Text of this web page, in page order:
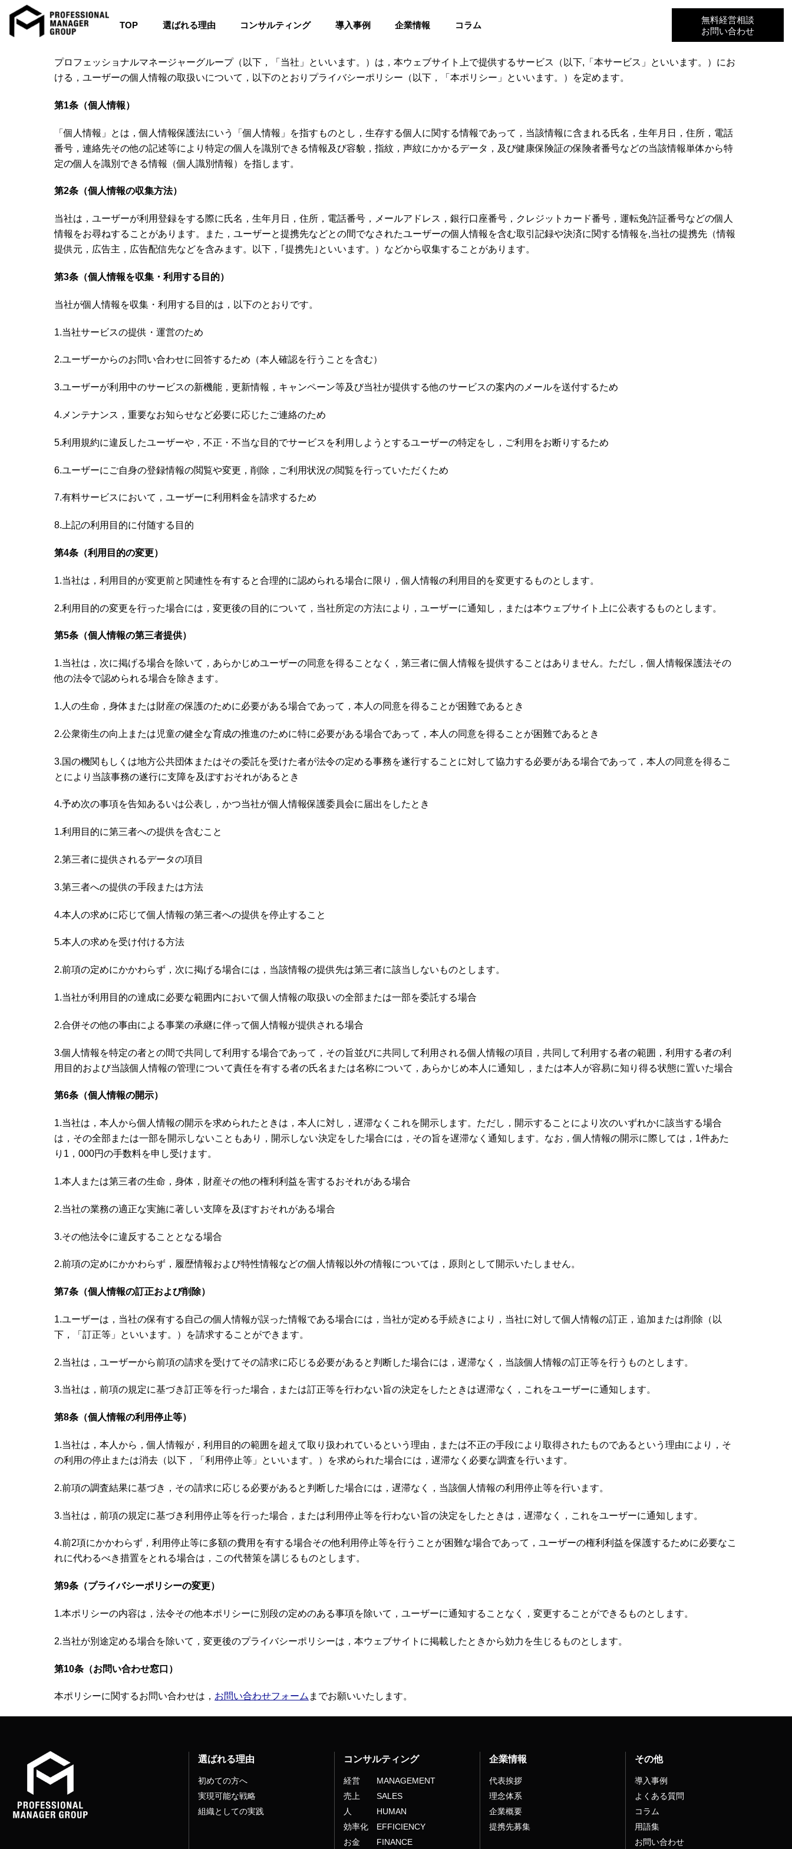
TOP 選ばれる理由 コンサルティング 導入事例 企業情報 コラム
無料経営相談
お問い合わせ
Skip
プロフェッショナルマネージャーグループ（以下，「当社」といいます。）は，本ウェブサイト上で提供するサービス（以下,「本サービス」といいます。）にお
ける，ユーザーの個人情報の取扱いについて，以下のとおりプライバシーポリシー（以下，「本ポリシー」といいます。）を定めます。
第1条（個人情報）
「個人情報」とは，個人情報保護法にいう「個人情報」を指すものとし，生存する個人に関する情報であって，当該情報に含まれる氏名，生年月日，住所，電話
番号，連絡先その他の記述等により特定の個人を識別できる情報及び容貌，指紋，声紋にかかるデータ，及び健康保険証の保険者番号などの当該情報単体から特
定の個人を識別できる情報（個人識別情報）を指します。
第2条（個人情報の収集方法）
当社は，ユーザーが利用登録をする際に氏名，生年月日，住所，電話番号，メールアドレス，銀行口座番号，クレジットカード番号，運転免許証番号などの個人
情報をお尋ねすることがあります。また，ユーザーと提携先などとの間でなされたユーザーの個人情報を含む取引記録や決済に関する情報を,当社の提携先（情報
提供元，広告主，広告配信先などを含みます。以下，｢提携先｣といいます。）などから収集することがあります。
第3条（個人情報を収集・利用する目的）
当社が個人情報を収集・利用する目的は，以下のとおりです。
1.当社サービスの提供・運営のため
2.ユーザーからのお問い合わせに回答するため（本人確認を行うことを含む）
3.ユーザーが利用中のサービスの新機能，更新情報，キャンペーン等及び当社が提供する他のサービスの案内のメールを送付するため
4.メンテナンス，重要なお知らせなど必要に応じたご連絡のため
5.利用規約に違反したユーザーや，不正・不当な目的でサービスを利用しようとするユーザーの特定をし，ご利用をお断りするため
6.ユーザーにご自身の登録情報の閲覧や変更，削除，ご利用状況の閲覧を行っていただくため
7.有料サービスにおいて，ユーザーに利用料金を請求するため
8.上記の利用目的に付随する目的
第4条（利用目的の変更）
1.当社は，利用目的が変更前と関連性を有すると合理的に認められる場合に限り，個人情報の利用目的を変更するものとします。
2.利用目的の変更を行った場合には，変更後の目的について，当社所定の方法により，ユーザーに通知し，または本ウェブサイト上に公表するものとします。
第5条（個人情報の第三者提供）
1.当社は，次に掲げる場合を除いて，あらかじめユーザーの同意を得ることなく，第三者に個人情報を提供することはありません。ただし，個人情報保護法その
他の法令で認められる場合を除きます。
1.人の生命，身体または財産の保護のために必要がある場合であって，本人の同意を得ることが困難であるとき
2.公衆衛生の向上または児童の健全な育成の推進のために特に必要がある場合であって，本人の同意を得ることが困難であるとき
3.国の機関もしくは地方公共団体またはその委託を受けた者が法令の定める事務を遂行することに対して協力する必要がある場合であって，本人の同意を得るこ
とにより当該事務の遂行に支障を及ぼすおそれがあるとき
4.予め次の事項を告知あるいは公表し，かつ当社が個人情報保護委員会に届出をしたとき
1.利用目的に第三者への提供を含むこと
2.第三者に提供されるデータの項目
3.第三者への提供の手段または方法
4.本人の求めに応じて個人情報の第三者への提供を停止すること
5.本人の求めを受け付ける方法
2.前項の定めにかかわらず，次に掲げる場合には，当該情報の提供先は第三者に該当しないものとします。
1.当社が利用目的の達成に必要な範囲内において個人情報の取扱いの全部または一部を委託する場合
2.合併その他の事由による事業の承継に伴って個人情報が提供される場合
3.個人情報を特定の者との間で共同して利用する場合であって，その旨並びに共同して利用される個人情報の項目，共同して利用する者の範囲，利用する者の利
用目的および当該個人情報の管理について責任を有する者の氏名または名称について，あらかじめ本人に通知し，または本人が容易に知り得る状態に置いた場合
第6条（個人情報の開示）
1.当社は，本人から個人情報の開示を求められたときは，本人に対し，遅滞なくこれを開示します。ただし，開示することにより次のいずれかに該当する場合
は，その全部または一部を開示しないこともあり，開示しない決定をした場合には，その旨を遅滞なく通知します。なお，個人情報の開示に際しては，1件あた
り1，000円の手数料を申し受けます。
1.本人または第三者の生命，身体，財産その他の権利利益を害するおそれがある場合
2.当社の業務の適正な実施に著しい支障を及ぼすおそれがある場合
3.その他法令に違反することとなる場合
2.前項の定めにかかわらず，履歴情報および特性情報などの個人情報以外の情報については，原則として開示いたしません。
第7条（個人情報の訂正および削除）
1.ユーザーは，当社の保有する自己の個人情報が誤った情報である場合には，当社が定める手続きにより，当社に対して個人情報の訂正，追加または削除（以
下，「訂正等」といいます。）を請求することができます。
2.当社は，ユーザーから前項の請求を受けてその請求に応じる必要があると判断した場合には，遅滞なく，当該個人情報の訂正等を行うものとします。
3.当社は，前項の規定に基づき訂正等を行った場合，または訂正等を行わない旨の決定をしたときは遅滞なく，これをユーザーに通知します。
第8条（個人情報の利用停止等）
1.当社は，本人から，個人情報が，利用目的の範囲を超えて取り扱われているという理由，または不正の手段により取得されたものであるという理由により，そ
の利用の停止または消去（以下，「利用停止等」といいます。）を求められた場合には，遅滞なく必要な調査を行います。
2.前項の調査結果に基づき，その請求に応じる必要があると判断した場合には，遅滞なく，当該個人情報の利用停止等を行います。
3.当社は，前項の規定に基づき利用停止等を行った場合，または利用停止等を行わない旨の決定をしたときは，遅滞なく，これをユーザーに通知します。
4.前2項にかかわらず，利用停止等に多額の費用を有する場合その他利用停止等を行うことが困難な場合であって，ユーザーの権利利益を保護するために必要なこ
れに代わるべき措置をとれる場合は，この代替策を講じるものとします。
第9条（プライバシーポリシーの変更）
1.本ポリシーの内容は，法令その他本ポリシーに別段の定めのある事項を除いて，ユーザーに通知することなく，変更することができるものとします。
2.当社が別途定める場合を除いて，変更後のプライバシーポリシーは，本ウェブサイトに掲載したときから効力を生じるものとします。
第10条（お問い合わせ窓口）
本ポリシーに関するお問い合わせは， お問い合わせフォーム までお願いいたします。
選ばれる理由
初めての方へ
実現可能な戦略
組織としての実践
コンサルティング
経営 MANAGEMENT
売上 SALES
人 HUMAN
効率化 EFFICIENCY
お金 FINANCE
企業情報
代表挨拶
理念体系
企業概要
提携先募集
その他
導入事例
よくある質問
コラム
用語集
お問い合わせ